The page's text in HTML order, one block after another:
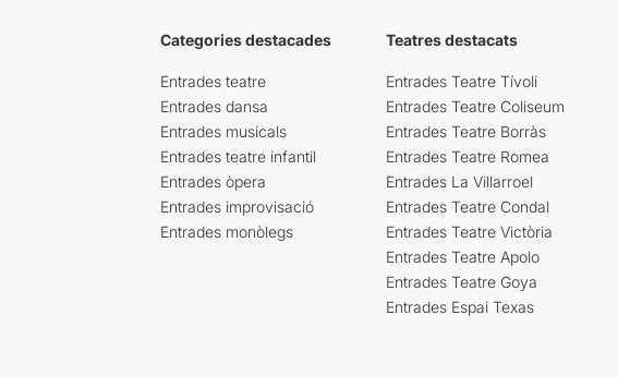
Categories destacades
Entrades teatre
Entrades dansa
Entrades musicals
Entrades teatre infantil
Entrades òpera
Entrades improvisació
Entrades monòlegs
Teatres destacats
Entrades Teatre Tívoli
Entrades Teatre Coliseum
Entrades Teatre Borràs
Entrades Teatre Romea
Entrades La Villarroel
Entrades Teatre Condal
Entrades Teatre Victòria
Entrades Teatre Apolo
Entrades Teatre Goya
Entrades Espai Texas